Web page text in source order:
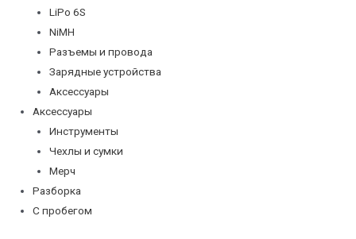
LiPo 6S
NiMH
Разъемы и провода
Зарядные устройства
Аксессуары
Аксессуары
Инструменты
Чехлы и сумки
Мерч
Разборка
С пробегом